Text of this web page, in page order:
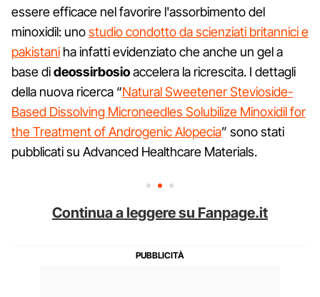
essere efficace nel favorire l'assorbimento del
minoxidil: unostudio condotto da scienziati britannici e
pakistani ha infatti evidenziato che anche un gel a
base dideossirbosioaccelera la ricrescita. I dettagli
della nuova ricerca “Natural Sweetener Stevioside-
Based Dissolving Microneedles Solubilize Minoxidil for
the Treatment of Androgenic Alopecia” sono stati
pubblicati su Advanced Healthcare Materials.
Continua a leggere su Fanpage.it